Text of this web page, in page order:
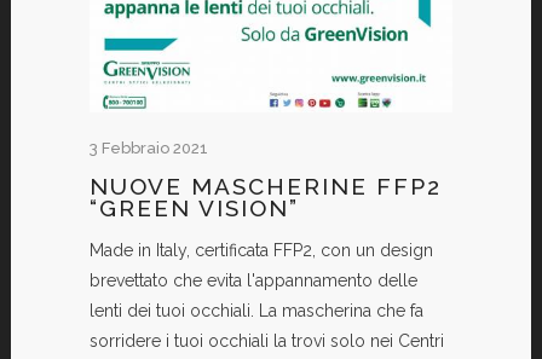
3 Febbraio 2021
NUOVE MASCHERINE FFP2
“GREEN VISION”
Made in Italy, certificata FFP2, con un design
brevettato che evita l'appannamento delle
lenti dei tuoi occhiali. La mascherina che fa
sorridere i tuoi occhiali la trovi solo nei Centri